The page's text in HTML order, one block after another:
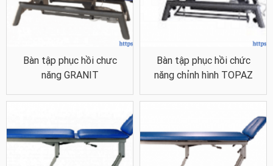
Bàn tập phục hồi chưc
năng GRANIT
Bàn tập phục hồi chức
năng chỉnh hình TOPAZ